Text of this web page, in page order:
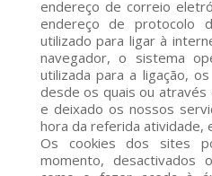
endereço de correio
endereço de protocolo
utilizado para ligar à
navegador, o sistema
utilizada para a ligação,
desde os quais ou através
e deixado os nossos
hora da referida atividade,
Os cookies dos sites
momento, desactivados